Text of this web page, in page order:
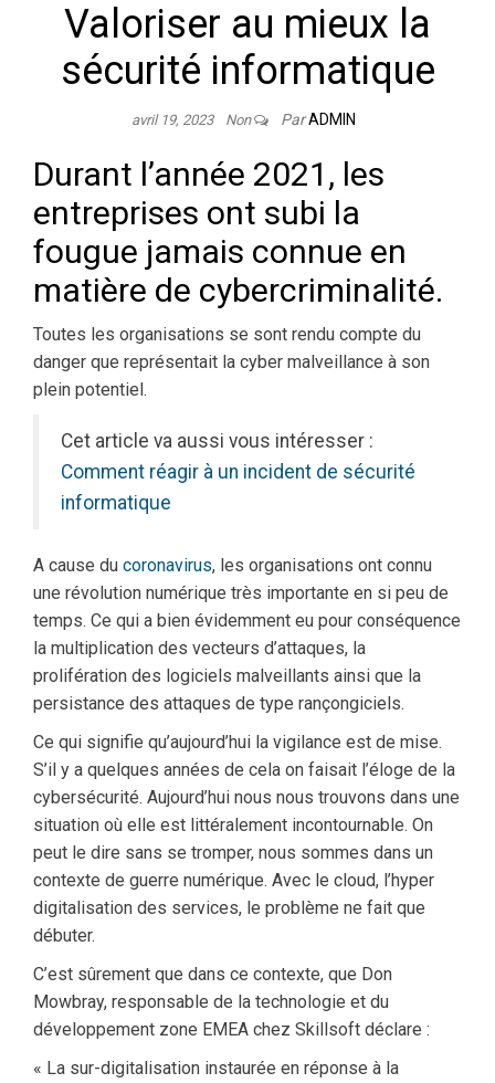
Valoriser au mieux la
sécurité informatique
avril 19, 2023 Non ParADMIN
Durant l’année 2021, les
entreprises ont subi la
fougue jamais connue en
matière de cybercriminalité.
Toutes les organisations se sont rendu compte du
danger que représentait la cyber malveillance à son
plein potentiel.
Cet article va aussi vous intéresser :
Comment réagir à un incident de sécurité
informatique
A cause du coronavirus, les organisations ont connu
une révolution numérique très importante en si peu de
temps. Ce qui a bien évidemment eu pour conséquence
la multiplication des vecteurs d’attaques, la
prolifération des logiciels malveillants ainsi que la
persistance des attaques de type rançongiciels.
Ce qui signifie qu’aujourd’hui la vigilance est de mise.
S’il y a quelques années de cela on faisait l’éloge de la
cybersécurité. Aujourd’hui nous nous trouvons dans une
situation où elle est littéralement incontournable. On
peut le dire sans se tromper, nous sommes dans un
contexte de guerre numérique. Avec le cloud, l’hyper
digitalisation des services, le problème ne fait que
débuter.
C’est sûrement que dans ce contexte, que Don
Mowbray, responsable de la technologie et du
développement zone EMEA chez Skillsoft déclare :
« La sur-digitalisation instaurée en réponse à la